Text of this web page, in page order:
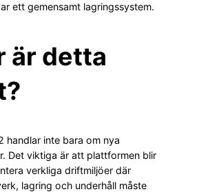
ett gemensamt lagringssystem.
är detta
handlar inte bara om nya
Det viktiga är att plattformen blir
verkliga driftmiljöer där
lagring och underhåll måste